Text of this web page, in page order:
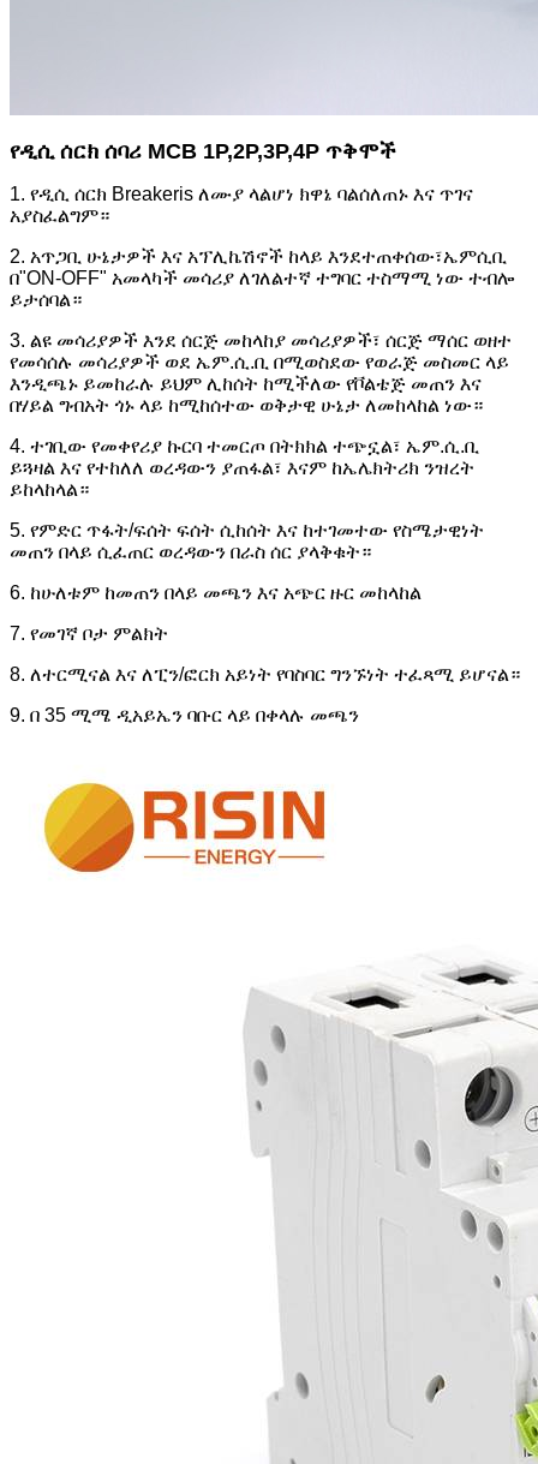
የዲሲ ሰርክ ሰባሪ MCB 1P,2P,3P,4P ጥቅሞች
1. የዲሲ ሰርክ Breakeris ለሙያ ላልሆነ ክዋኔ ባልሰለጠኑ እና ጥገና
አያስፈልግም።
2. አጥጋቢ ሁኔታዎች እና አፕሊኬሽኖች ከላይ እንደተጠቀሰው፣ኤምሲቢ
በ"ON-OFF" አመላካች መሳሪያ ለገለልተኛ ተግባር ተስማሚ ነው ተብሎ
ይታሰባል።
3. ልዩ መሳሪያዎች እንደ ሰርጅ መከላከያ መሳሪያዎች፣ ሰርጅ ማሰር ወዘተ
የመሳሰሉ መሳሪያዎች ወደ ኤም.ሲ.ቢ በሚወስደው የወራጅ መስመር ላይ
እንዲጫኑ ይመከራሉ ይህም ሊከሰት ከሚችለው የቮልቴጅ መጠን እና
በሃይል ግብአት ጎኑ ላይ ከሚከሰተው ወቅታዊ ሁኔታ ለመከላከል ነው።
4. ተገቢው የመቀየሪያ ኩርባ ተመርጦ በትክክል ተጭኗል፣ ኤም.ሲ.ቢ
ይጓዛል እና የተከለለ ወረዳውን ያጠፋል፣ እናም ከኤሌክትሪክ ንዝረት
ይከላከላል።
5. የምድር ጥፋት/ፍሰት ፍሰት ሲከሰት እና ከተገመተው የስሜታዊነት
መጠን በላይ ሲፈጠር ወረዳውን በራስ ሰር ያላቅቁት።
6. ከሁለቱም ከመጠን በላይ መጫን እና አጭር ዙር መከላከል
7. የመገኛ ቦታ ምልክት
8. ለተርሚናል እና ለፒን/ፎርክ አይነት የባስባር ግንኙነት ተፈጻሚ ይሆናል።
9. በ 35 ሚሜ ዲአይኤን ባቡር ላይ በቀላሉ መጫን